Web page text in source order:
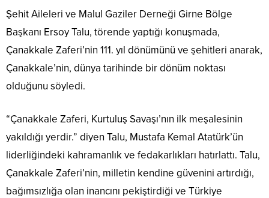
Şehit Aileleri ve Malul Gaziler Derneği Girne Bölge
Başkanı Ersoy Talu, törende yaptığı konuşmada,
Çanakkale Zaferi’nin 111. yıl dönümünü ve şehitleri anarak,
Çanakkale’nin, dünya tarihinde bir dönüm noktası
olduğunu söyledi.
“Çanakkale Zaferi, Kurtuluş Savaşı’nın ilk meşalesinin
yakıldığı yerdir.” diyen Talu, Mustafa Kemal Atatürk’ün
liderliğindeki kahramanlık ve fedakarlıkları hatırlattı. Talu,
Çanakkale Zaferi’nin, milletin kendine güvenini artırdığı,
bağımsızlığa olan inancını pekiştirdiği ve Türkiye